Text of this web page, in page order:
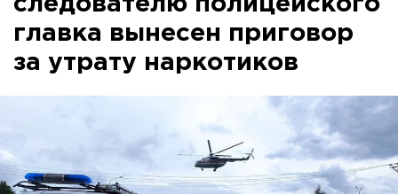
следователю полицейского
главка вынесен приговор
за утрату наркотиков